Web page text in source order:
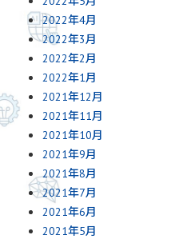
2022年4月
2022年3月
2022年2月
2022年1月
2021年12月
2021年11月
2021年10月
2021年9月
2021年8月
2021年7月
2021年6月
2021年5月